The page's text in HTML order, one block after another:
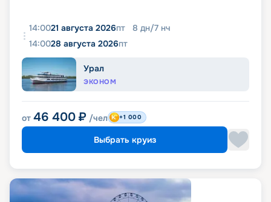
14:0021 августа 2026пт 8 дн/7 нч
14:0028 августа 2026пт
Урал
ЭКОНОМ
от 46 400 ₽ /чел +1 000
Выбрать круиз